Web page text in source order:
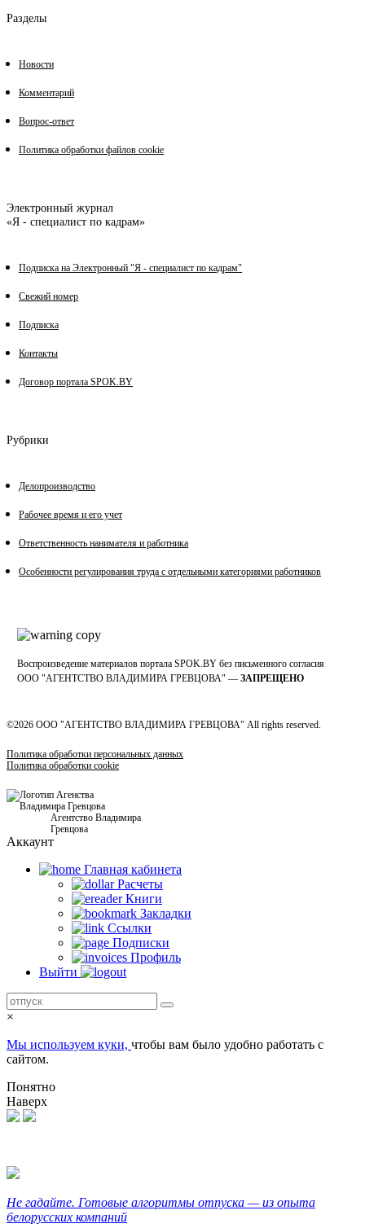
Разделы
Новости
Комментарий
Вопрос-ответ
Политика обработки файлов cookie
Электронный журнал
«Я - специалист по кадрам»
Подписка на Электронный "Я - специалист по кадрам"
Свежий номер
Подписка
Контакты
Договор портала SPOK.BY
Рубрики
Делопроизводство
Рабочее время и его учет
Ответственность нанимателя и работника
Особенности регулирования труда с отдельными категориями работников
Воспроизведение материалов портала SPOK.BY без письменного согласия
OOO "АГЕНТСТВО ВЛАДИМИРА ГРЕВЦОВА" — ЗАПРЕЩЕНО
©2026 ООО "АГЕНТСТВО ВЛАДИМИРА ГРЕВЦОВА" All rights reserved.
Политика обработки персональных данных
Политика обработки cookie
Агентство Владимира
Гревцова
Аккаунт
Главная кабинетa
Расчеты
Книги
Закладки
Ссылки
Подписки
Профиль
Выйти
×
Мы используем куки, чтобы вам было удобно работать с
сайтом.
Понятно
Наверх
Не гадайте. Готовые алгоритмы отпуска — из опыта
белорусских компаний